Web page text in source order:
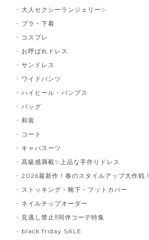
大人セクシーランジェリー✨
ブラ・下着
コスプレ
お呼ばれドレス
サンドレス
ワイドパンツ
ハイヒール・パンプス
バッグ
和装
コート
キャバスーツ
高級感満載✨上品な手作りドレス
2026最新作！春のスタイルアップ大作戦！
ストッキング・靴下・フットカバー
ネイルチップオーダー
見逃し禁止‼同伴コーデ特集
black friday SALE